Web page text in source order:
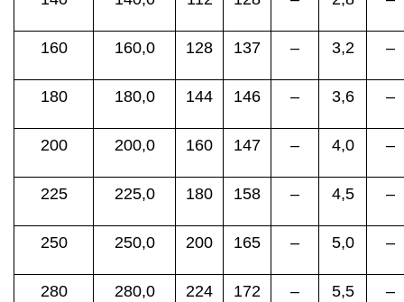
160 160,0 128 137 – 3,2 –
180 180,0 144 146 – 3,6 –
200 200,0 160 147 – 4,0 –
225 225,0 180 158 – 4,5 –
250 250,0 200 165 – 5,0 –
280 280,0 224 172 – 5,5 –